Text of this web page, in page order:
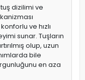
dizilimi ve
ve hızlı
sunar. Tuşların
olup, uzun
bile
en aza